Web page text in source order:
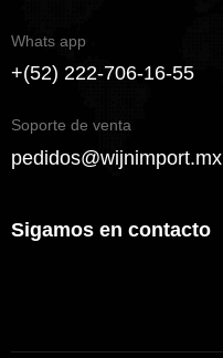
Whats app
+(52) 222-706-16-55
Soporte de venta
pedidos@wijnimport.mx
Sigamos en contacto